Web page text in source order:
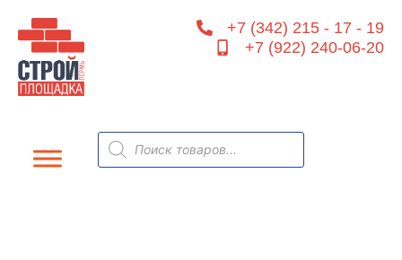
содержимому
+7 (342) 215 - 17 - 19
+7 (922) 240-06-20
Поиск
товаров